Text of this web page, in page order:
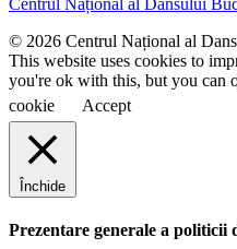
m
© 2026 Centrul Național al
This website uses cookies to
you're ok with this, but you can
cookie
Accept
Închide
Prezentare generale a politicii